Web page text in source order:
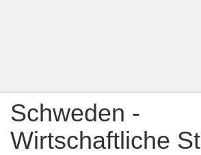
Schweden -
Wirtschaftliche